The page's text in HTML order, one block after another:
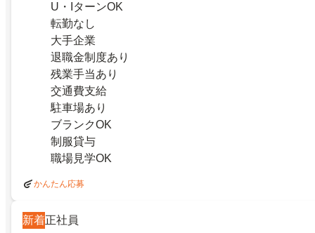
U・IターンOK
転勤なし
大手企業
退職金制度あり
残業手当あり
交通費支給
駐車場あり
ブランクOK
制服貸与
職場見学OK
かんたん応募
新着正社員